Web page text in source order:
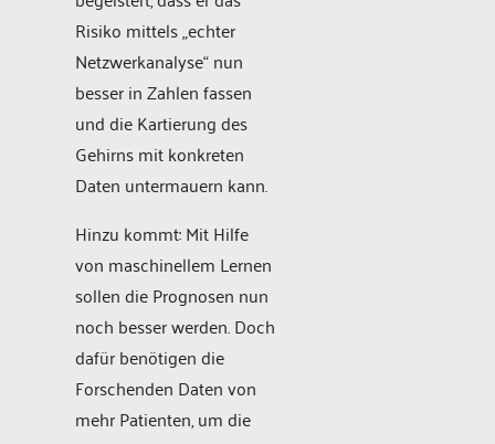
Risiko mittels „echter
Netzwerkanalyse“ nun
besser in Zahlen fassen
und die Kartierung des
Gehirns mit konkreten
Daten untermauern kann.
Hinzu kommt: Mit Hilfe
von maschinellem Lernen
sollen die Prognosen nun
noch besser werden. Doch
dafür benötigen die
Forschenden Daten von
mehr Patienten, um die